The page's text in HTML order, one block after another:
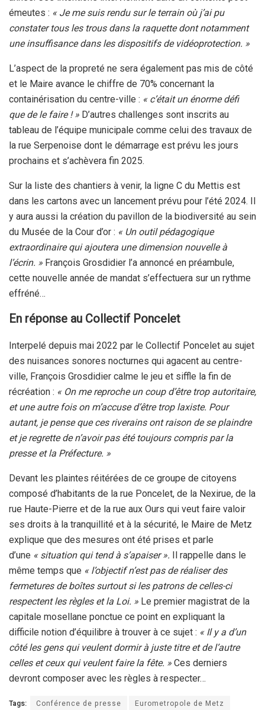
émeutes : « Je me suis rendu sur le terrain où j’ai pu
constater tous les trous dans la raquette dont notamment
une insuffisance dans les dispositifs de vidéoprotection. »
L’aspect de la propreté ne sera également pas mis de côté
et le Maire avance le chiffre de 70% concernant la
containérisation du centre-ville : « c’était un énorme défi
que de le faire ! » D’autres challenges sont inscrits au
tableau de l’équipe municipale comme celui des travaux de
la rue Serpenoise dont le démarrage est prévu les jours
prochains et s’achèvera fin 2025.
Sur la liste des chantiers à venir, la ligne C du Mettis est
dans les cartons avec un lancement prévu pour l’été 2024. Il
y aura aussi la création du pavillon de la biodiversité au sein
du Musée de la Cour d’or : « Un outil pédagogique
extraordinaire qui ajoutera une dimension nouvelle à
l’écrin. » François Grosdidier l’a annoncé en préambule,
cette nouvelle année de mandat s’effectuera sur un rythme
effréné…
En réponse au Collectif Poncelet
Interpelé depuis mai 2022 par le Collectif Poncelet au sujet
des nuisances sonores nocturnes qui agacent au centre-
ville, François Grosdidier calme le jeu et siffle la fin de
récréation : « On me reproche un coup d’être trop autoritaire,
et une autre fois on m’accuse d’être trop laxiste. Pour
autant, je pense que ces riverains ont raison de se plaindre
et je regrette de n’avoir pas été toujours compris par la
presse et la Préfecture. »
Devant les plaintes réitérées de ce groupe de citoyens
composé d’habitants de la rue Poncelet, de la Nexirue, de la
rue Haute-Pierre et de la rue aux Ours qui veut faire valoir
ses droits à la tranquillité et à la sécurité, le Maire de Metz
explique que des mesures ont été prises et parle
d’une « situation qui tend à s’apaiser ». Il rappelle dans le
même temps que « l’objectif n’est pas de réaliser des
fermetures de boîtes surtout si les patrons de celles-ci
respectent les règles et la Loi. » Le premier magistrat de la
capitale mosellane ponctue ce point en expliquant la
difficile notion d’équilibre à trouver à ce sujet : « Il y a d’un
côté les gens qui veulent dormir à juste titre et de l’autre
celles et ceux qui veulent faire la fête. » Ces derniers
devront composer avec les règles à respecter…
Tags: Conférence de presse
Eurometropole de Metz